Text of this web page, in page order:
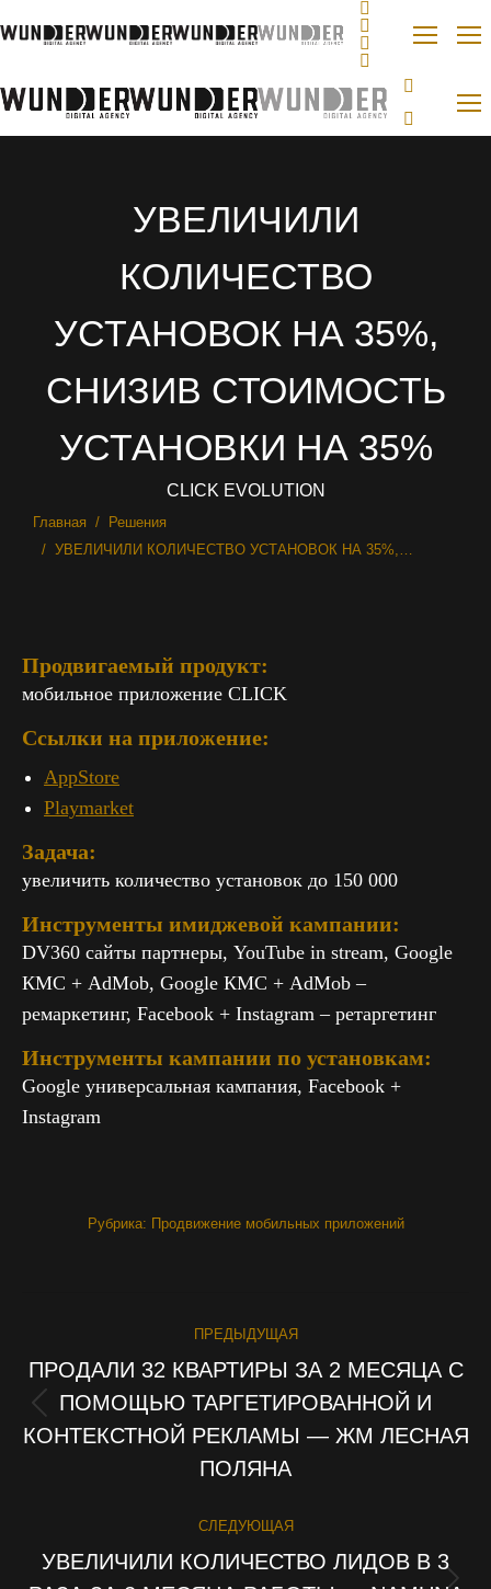
УВЕЛИЧИЛИ
КОЛИЧЕСТВО
УСТАНОВОК НА 35%,
СНИЗИВ СТОИМОСТЬ
УСТАНОВКИ НА 35%
CLICK EVOLUTION
Главная
Решения
УВЕЛИЧИЛИ КОЛИЧЕСТВО УСТАНОВОК НА 35%,…
Продвигаемый продукт:
мобильное приложение CLICK
Ссылки на приложение:
AppStore
Playmarket
Задача:
увеличить количество установок до 150 000
Инструменты имиджевой кампании:
DV360 сайты партнеры, YouTube in stream, Google
КМС + AdMob, Google КМС + AdMob –
ремаркетинг, Facebook + Instagram – ретаргетинг
Инструменты кампании по установкам:
Google универсальная кампания, Facebook +
Instagram
Рубрика: Продвижение мобильных приложений
NAVIGATION
ПРЕДЫДУЩАЯ
project:
ПРОДАЛИ 32 КВАРТИРЫ ЗА 2 МЕСЯЦА С
ПОМОЩЬЮ ТАРГЕТИРОВАННОЙ И
КОНТЕКСТНОЙ РЕКЛАМЫ — ЖМ ЛЕСНАЯ
ПОЛЯНА
СЛЕДУЮЩАЯ
УВЕЛИЧИЛИ КОЛИЧЕСТВО ЛИДОВ В 3